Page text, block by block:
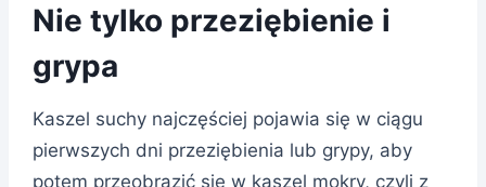
Nie tylko przeziębienie i
grypa
Kaszel suchy najczęściej pojawia się w ciągu
pierwszych dni przeziębienia lub grypy, aby
potem przeobrazić się w kaszel mokry, czyli z